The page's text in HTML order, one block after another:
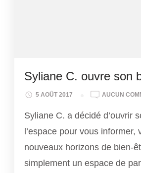
Syliane C. ouvre son
5 AOÛT 2017 AUCUN
Syliane C. a décidé d’ouvrir
l’espace pour vous informer,
nouveaux horizons de bien-
simplement un espace de